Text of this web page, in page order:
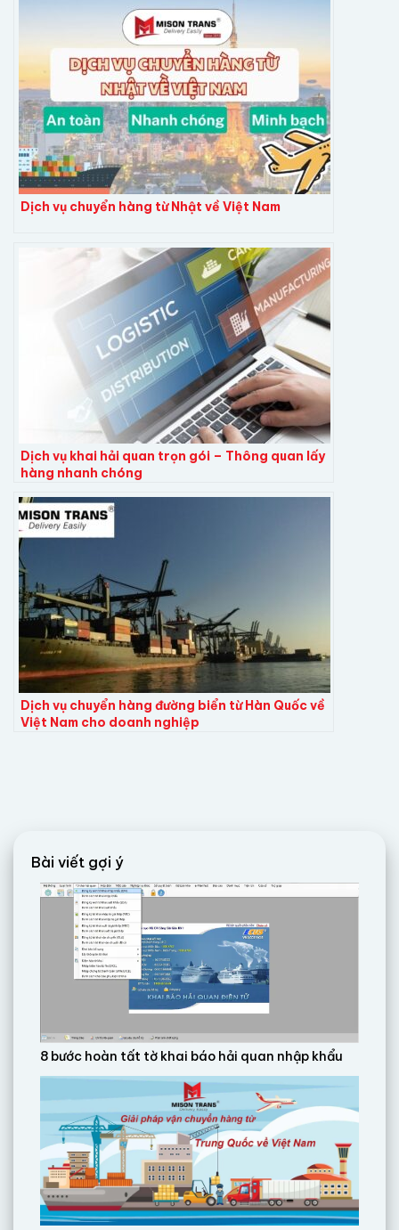
Dịch vụ chuyển hàng từ Nhật về Việt Nam
Dịch vụ khai hải quan trọn gói – Thông quan lấy
hàng nhanh chóng
Dịch vụ chuyển hàng đường biển từ Hàn Quốc về
Việt Nam cho doanh nghiệp
Bài viết gợi ý
8 bước hoàn tất tờ khai báo hải quan nhập khẩu